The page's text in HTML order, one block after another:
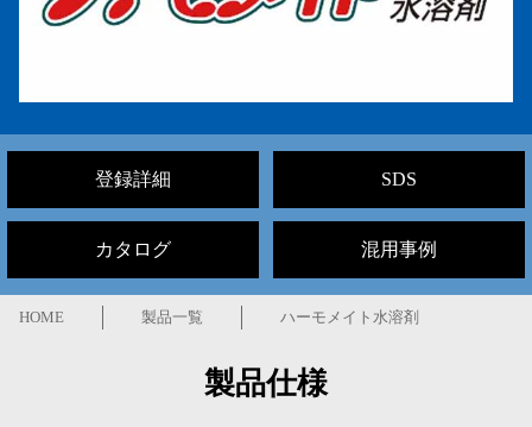
登録詳細 SDS
カタログ 混用事例
HOME 製品一覧 ハーモメイト水溶剤
製品仕様